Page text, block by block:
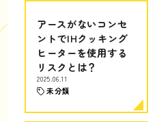
アースがないコンセ
ントでIHクッキング
ヒーターを使用する
リスクとは？
2025.06.11
未分類